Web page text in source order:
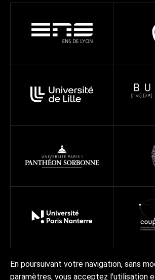
En poursuivant votre navigation, sans
paramètres, vous acceptez l'utilisation